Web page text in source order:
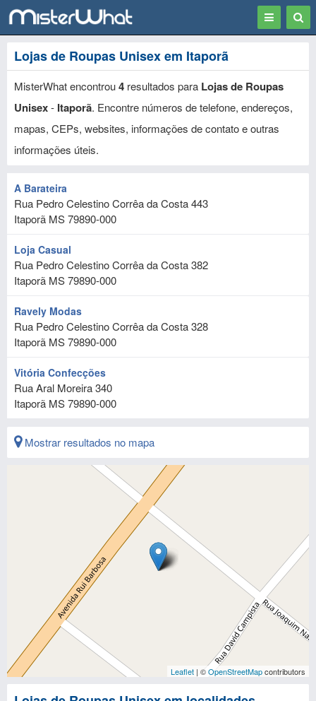
Toggle
Lojas de Roupas Unisex em Itaporã
MisterWhat encontrou4 resultados para Lojas de Roupas
Unisex- Itaporã. Encontre números de telefone, endereços,
mapas, CEPs, websites, informações de contato e outras
informações úteis.
A Barateira
Rua Pedro Celestino Corrêa da Costa 443
Itaporã MS79890-000
Loja Casual
Rua Pedro Celestino Corrêa da Costa 382
Itaporã MS79890-000
Ravely Modas
Rua Pedro Celestino Corrêa da Costa 328
Itaporã MS79890-000
Vitória Confecções
Rua Aral Moreira 340
Itaporã MS79890-000
Mostrar resultados no mapa
Leaflet | ©OpenStreetMapcontributors